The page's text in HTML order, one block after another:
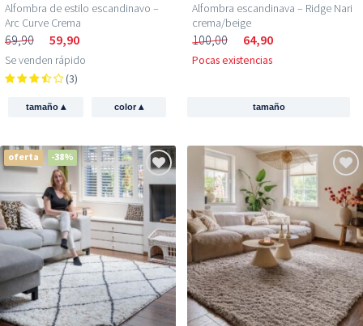
Alfombra de estilo escandinavo –
Arc Curve Crema
69,90 59,90
Se venden rápido
(3)
tamaño ▴ color▴
Alfombra escandinava – Ridge Nari
crema/beige
100,00 64,90
Pocas existencias
tamaño
oferta -38%